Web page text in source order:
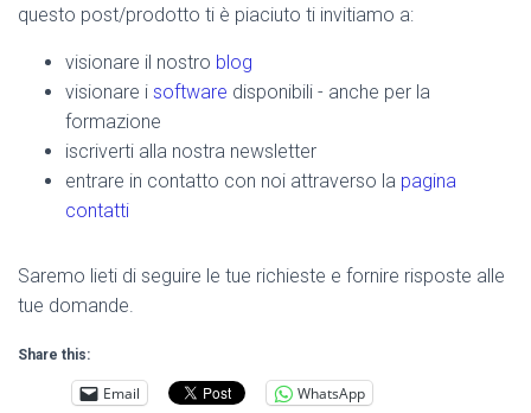
questo post/prodotto ti è piaciuto ti invitiamo a:
visionare il nostro blog
visionare i software disponibili - anche per la
formazione
iscriverti alla nostra newsletter
entrare in contatto con noi attraverso la pagina
contatti
Saremo lieti di seguire le tue richieste e fornire risposte alle
tue domande.
Share this:
Email WhatsApp